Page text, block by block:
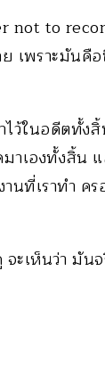
not to
พราะมันคือ
ว้ในอดีตทั้ง
เองทั้งสิ้น แ
ที่เราทำ ค
ะเห็นว่า มัน